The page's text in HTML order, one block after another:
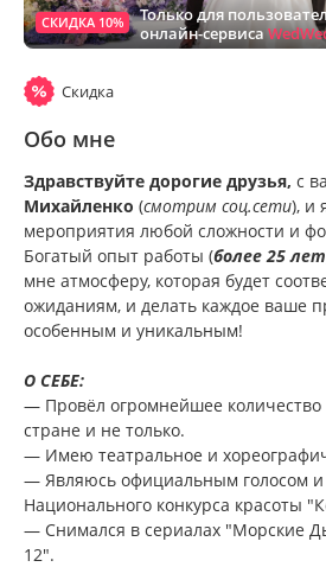
СКИДКА 10%
Только для
онлайн-сервиса
Скидка
Обо мне
Здравствуйте дорогие друзья, с
Михайленко (смотрим соц.сети), и
мероприятия любой сложности и
Богатый опыт работы (более 25 лет
мне атмосферу, которая будет
ожиданиям, и делать каждое ваше
особенным и уникальным!
О СЕБЕ:
— Провёл огромнейшее
стране и не только.
— Имею театральное и
— Являюсь официальным голосом
Национального конкурса красоты
— Снимался в сериалах "Морские
12".